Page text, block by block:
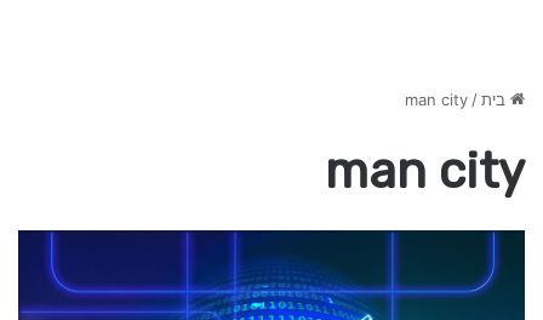
בית/
man city
man city